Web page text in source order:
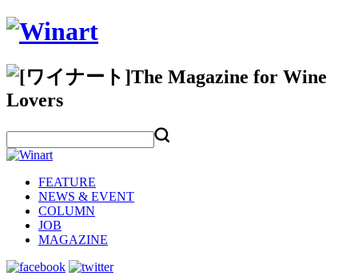
FEATURE
NEWS & EVENT
COLUMN
JOB
MAGAZINE